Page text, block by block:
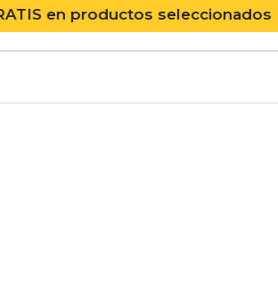
productos seleccionados